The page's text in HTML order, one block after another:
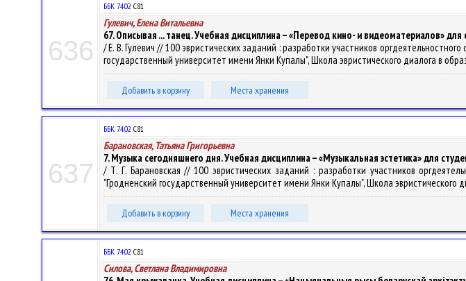
636
ББК 74.02 С81
Гулевич, Елена Витальевна
67. Описывая ... танец. Учебная дисциплина – «Перевод кино- и видеоматериалов»
/ Е. В. Гулевич // 100 эвристических заданий : разработки участников
государственный университет имени Янки Купалы", Школа эвристического диалога в
Добавить в корзину Места хранения
637
ББК 74.02 С81
Барановская, Татьяна Григорьевна
7. Музыка сегодняшнего дня. Учебная дисциплина – «Музыкальная эстетика» для
/ Т. Г. Барановская // 100 эвристических заданий : разработки участников
"Гродненский государственный университет имени Янки Купалы", Школа эвристического
Добавить в корзину Места хранения
ББК 74.02 С81
Силова, Светлана Владимировна